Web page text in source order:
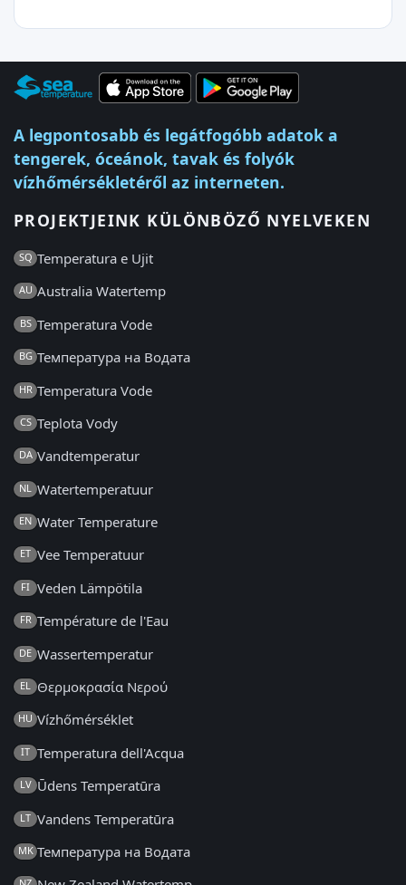
A legpontosabb és legátfogóbb adatok a
tengerek, óceánok, tavak és folyók
vízhőmérsékletéről az interneten.
PROJEKTJEINK KÜLÖNBÖZŐ NYELVEKEN
SQ Temperatura e Ujit
AU Australia Watertemp
BS Temperatura Vode
BG Температура на Водата
HR Temperatura Vode
CS Teplota Vody
DA Vandtemperatur
NL Watertemperatuur
EN Water Temperature
ET Vee Temperatuur
FI Veden Lämpötila
FR Température de l'Eau
DE Wassertemperatur
EL Θερμοκρασία Νερού
HU Vízhőmérséklet
IT Temperatura dell'Acqua
LV Ūdens Temperatūra
LT Vandens Temperatūra
MK Температура на Водата